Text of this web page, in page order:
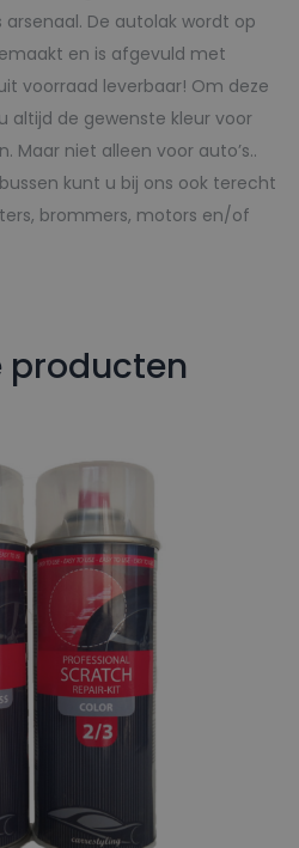
De autolak wordt op
en is afgevuld met
voorraad leverbaar! Om deze
altijd de gewenste kleur voor
Maar niet alleen voor auto’s..
kunt u bij ons ook terecht
brommers, motors en/of
producten